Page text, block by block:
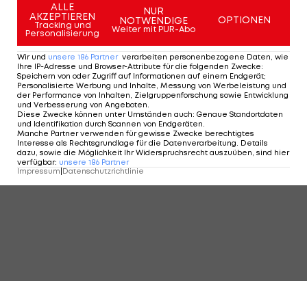
Ex-Sturm-Coach gelingt mit Fürth in der
Relegation Klassenerhalt
International
ALLE
AKZEPTIEREN
Tracking und
Personalisierung
NUR
NOTWENDIGE
Weiter mit PUR-Abo
OPTIONEN
Wir und unsere 186 Partner verarbeiten personenbezogene Daten, wie
Ihre IP-Adresse und Browser-Attribute für die folgenden Zwecke:
Speichern von oder Zugriff auf Informationen auf einem Endgerät;
Personalisierte Werbung und Inhalte, Messung von Werbeleistung und
der Performance von Inhalten, Zielgruppenforschung sowie Entwicklung
und Verbesserung von Angeboten.
Diese Zwecke können unter Umständen auch: Genaue Standortdaten
und Identifikation durch Scannen von Endgeräten.
Manche Partner verwenden für gewisse Zwecke berechtigtes
Interesse als Rechtsgrundlage für die Datenverarbeitung. Details
dazu, sowie die Möglichkeit Ihr Widerspruchsrecht auszuüben, sind hier
verfügbar: unsere 186 Partner
Impressum Datenschutzrichtlinie